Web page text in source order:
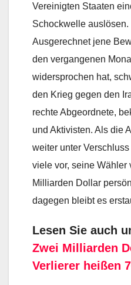
Vereinigten Staaten
Schockwelle
Ausgerechnet jene
den vergangenen
widersprochen hat,
den Krieg gegen den
rechte Abgeordnete,
und Aktivisten. Als die
weiter unter
viele vor, seine Wähler
Milliarden Dollar
dagegen bleibt es
Lesen Sie auch
Zwei Milliarden
Verlierer heißen